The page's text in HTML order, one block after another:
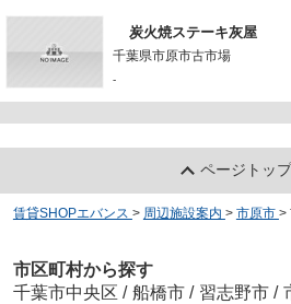
炭火焼ステーキ灰屋
千葉県市原市古市場
-
ページトッ
賃貸SHOPエバンス > 周辺施設案内 > 市原市 >
市区町村から探す
千葉市中央区 / 船橋市 / 習志野市 /